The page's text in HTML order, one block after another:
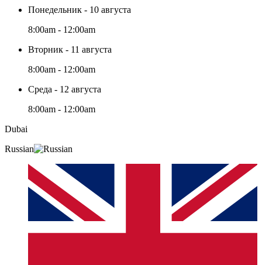
Понедельник - 10 августа
8:00am - 12:00am
Вторник - 11 августа
8:00am - 12:00am
Среда - 12 августа
8:00am - 12:00am
Dubai
Russian